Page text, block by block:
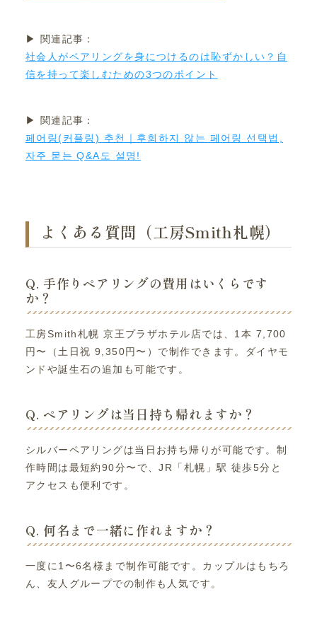
▶ 関連記事：
社会人がペアリングを身につけるのは恥ずかしい？自
信を持って楽しむための3つのポイント
▶ 関連記事：
페어링(커플링) 추천｜후회하지 않는 페어링 선택법,
자주 묻는 Q&A도 설명!
よくある質問（工房Smith札幌）
Q. 手作りペアリングの費用はいくらです
か？
工房Smith札幌 京王プラザホテル店では、1本 7,700
円〜（土日祝 9,350円〜）で制作できます。ダイヤモ
ンドや誕生石の追加も可能です。
Q. ペアリングは当日持ち帰れますか？
シルバーペアリングは当日お持ち帰りが可能です。制
作時間は最短約90分〜で、JR「札幌」駅 徒歩5分と
アクセスも便利です。
Q. 何名まで一緒に作れますか？
一度に1〜6名様まで制作可能です。カップルはもちろ
ん、友人グループでの制作も人気です。